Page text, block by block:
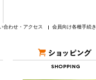
合わせ・アクセス 会員向け各種手続き